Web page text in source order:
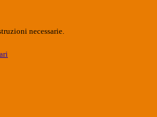
necessarie.